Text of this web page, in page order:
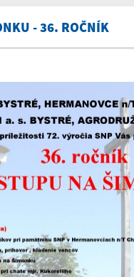
- 36. ROČNÍK